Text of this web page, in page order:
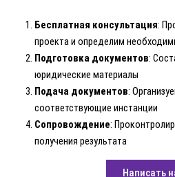
Бесплатная консультация:
проекта и определим
Подготовка документов:
юридические материалы
Подача документов:
соответствующие инстанции
Сопровождение:
получения результата
Написать